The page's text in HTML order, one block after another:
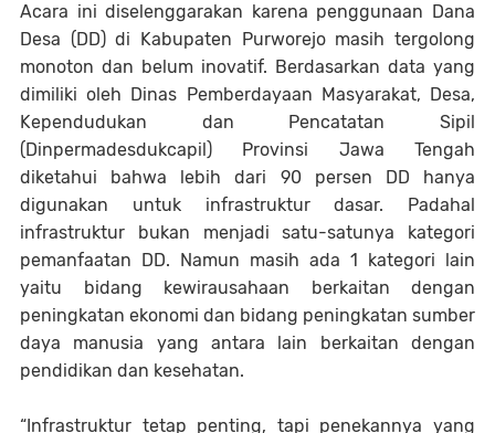
Acara ini diselenggarakan karena penggunaan Dana
Desa (DD) di Kabupaten Purworejo masih tergolong
monoton dan belum inovatif. Berdasarkan data yang
dimiliki oleh Dinas Pemberdayaan Masyarakat, Desa,
Kependudukan dan Pencatatan Sipil
(Dinpermadesdukcapil) Provinsi Jawa Tengah
diketahui bahwa lebih dari 90 persen DD hanya
digunakan untuk infrastruktur dasar. Padahal
infrastruktur bukan menjadi satu-satunya kategori
pemanfaatan DD. Namun masih ada 1 kategori lain
yaitu bidang kewirausahaan berkaitan dengan
peningkatan ekonomi dan bidang peningkatan sumber
daya manusia yang antara lain berkaitan dengan
pendidikan dan kesehatan.
“Infrastruktur tetap penting, tapi penekannya yang